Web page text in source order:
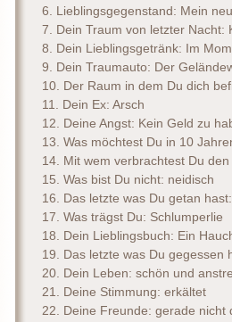
6. Lieblingsgegenstand: Mein
7. Dein Traum von letzter Nacht:
8. Dein Lieblingsgetränk: Im
9. Dein Traumauto: Der
10. Der Raum in dem Du dich
11. Dein Ex: Arsch
12. Deine Angst: Kein Geld zu
13. Was möchtest Du in 10
14. Mit wem verbrachtest Du
15. Was bist Du nicht: neidisch
16. Das letzte was Du getan
17. Was trägst Du: Schlumperlie
18. Dein Lieblingsbuch: Ein
19. Das letzte was Du gegessen
20. Dein Leben: schön und
21. Deine Stimmung: erkältet
22. Deine Freunde: gerade nicht